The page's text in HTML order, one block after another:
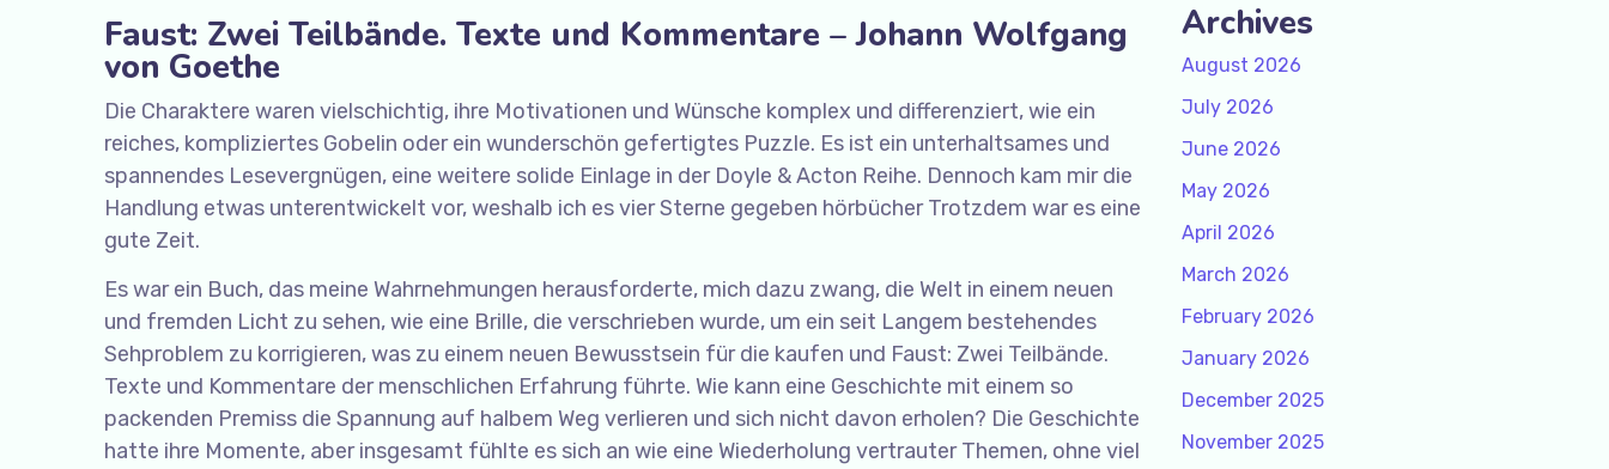
Faust: Zwei Teilbände. Texte und Kommentare – Johann Wolfgang
von Goethe
Die Charaktere waren vielschichtig, ihre Motivationen und Wünsche komplex und differenziert, wie ein
reiches, kompliziertes Gobelin oder ein wunderschön gefertigtes Puzzle. Es ist ein unterhaltsames und
spannendes Lesevergnügen, eine weitere solide Einlage in der Doyle & Acton Reihe. Dennoch kam mir die
Handlung etwas unterentwickelt vor, weshalb ich es vier Sterne gegeben hörbücher Trotzdem war es eine
gute Zeit.
Es war ein Buch, das meine Wahrnehmungen herausforderte, mich dazu zwang, die Welt in einem neuen
und fremden Licht zu sehen, wie eine Brille, die verschrieben wurde, um ein seit Langem bestehendes
Sehproblem zu korrigieren, was zu einem neuen Bewusstsein für die kaufen und Faust: Zwei Teilbände.
Texte und Kommentare der menschlichen Erfahrung führte. Wie kann eine Geschichte mit einem so
packenden Premiss die Spannung auf halbem Weg verlieren und sich nicht davon erholen? Die Geschichte
hatte ihre Momente, aber insgesamt fühlte es sich an wie eine Wiederholung vertrauter Themen, ohne viel
Archives
August 2026
July 2026
June 2026
May 2026
April 2026
March 2026
February 2026
January 2026
December 2025
November 2025